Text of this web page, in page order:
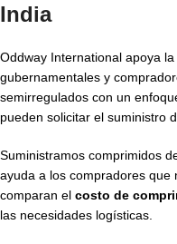
India
Oddway International apoya
gubernamentales y
semirregulados con un
pueden solicitar el suministro
Suministramos comprimidos
ayuda a los compradores que
comparan el costo de
las necesidades logísticas.